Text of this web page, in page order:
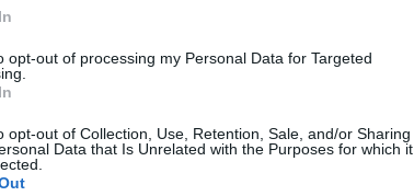
opt-out of processing my Personal Data for Targeted
opt-out of Collection, Use, Retention, Sale, and/or Sharing
Data that Is Unrelated with the Purposes for which it
NEWS
του οίκου Mugler μοιάζει με μια
εμπειρία»